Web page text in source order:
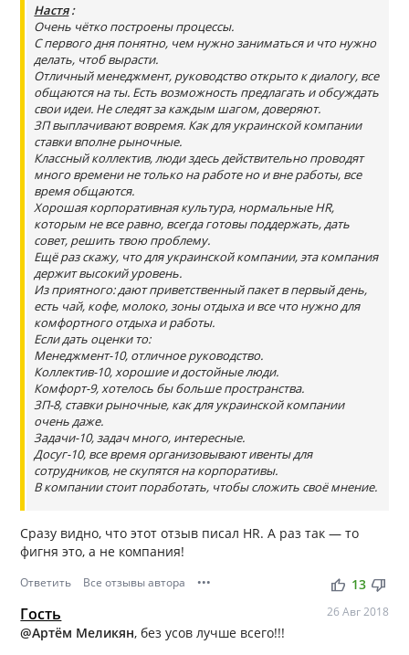
Настя:
Очень чётко построены процессы.
С первого дня понятно, чем нужно заниматься и что нужно
делать, чтоб вырасти.
Отличный менеджмент, руководство открыто к диалогу, все
общаются на ты. Есть возможность предлагать и обсуждать
свои идеи. Не следят за каждым шагом, доверяют.
ЗП выплачивают вовремя. Как для украинской компании
ставки вполне рыночные.
Классный коллектив, люди здесь действительно проводят
много времени не только на работе но и вне работы, все
время общаются.
Хорошая корпоративная культура, нормальные HR,
которым не все равно, всегда готовы поддержать, дать
совет, решить твою проблему.
Ещё раз скажу, что для украинской компании, эта компания
держит высокий уровень.
Из приятного: дают приветственный пакет в первый день,
есть чай, кофе, молоко, зоны отдыха и все что нужно для
комфортного отдыха и работы.
Если дать оценки то:
Менеджмент-10, отличное руководство.
Коллектив-10, хорошие и достойные люди.
Комфорт-9, хотелось бы больше пространства.
ЗП-8, ставки рыночные, как для украинской компании
очень даже.
Задачи-10, задач много, интересные.
Досуг-10, все время организовывают ивенты для
сотрудников, не скупятся на корпоративы.
В компании стоит поработать, чтобы сложить своё мнение.
Сразу видно, что этот отзыв писал HR. А раз так — то
фигня это, а не компания!
Ответить Все отзывы автора ••• thumb_up thumb_down
13
Гость 26 Авг 2018
@Артём Меликян, без усов лучше всего!!!